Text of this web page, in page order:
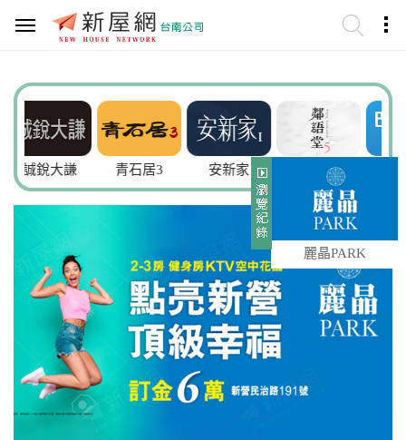
麗晶PARK
謙 青石居3 安新家 鄰語堂5 巴黎上品6